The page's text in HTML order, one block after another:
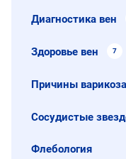
Диагностика вен
Здоровье вен 7
Причины варикоза
Сосудистые
Флебология